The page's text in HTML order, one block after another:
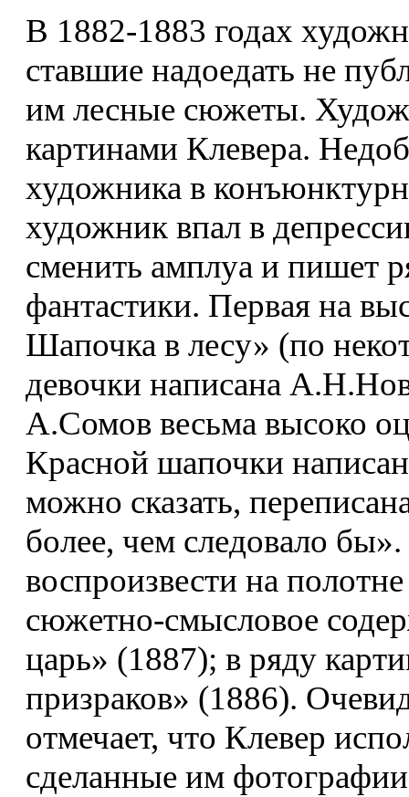
В 1882-1883 годах
ставшие надоедать не
им лесные сюжеты.
картинами Клевера.
художника в
художник впал в
сменить амплуа и пишет
фантастики. Первая на
Шапочка в лесу» (по
девочки написана
А.Сомов весьма высоко
Красной шапочки
можно сказать,
более, чем следовало
воспроизвести на
сюжетно-смысловое
царь» (1887); в ряду
призраков» (1886).
отмечает, что Клевер
сделанные им